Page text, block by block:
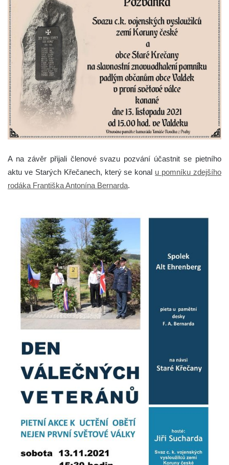
A na závěr přijali členové svazu pozvání účastnit se pietního
aktu ve Starých Křečanech, který se konal u pomníku zdejšího
rodáka Františka Antonína Bernarda.